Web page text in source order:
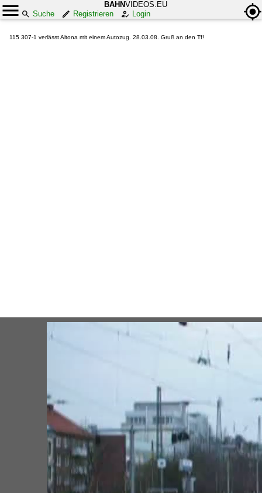
BAHNVIDEOS.EU
Suche
Registrieren Login
115 307-1 verlässt Altona mit einem Autozug. 28.03.08. Gruß an den Tf!